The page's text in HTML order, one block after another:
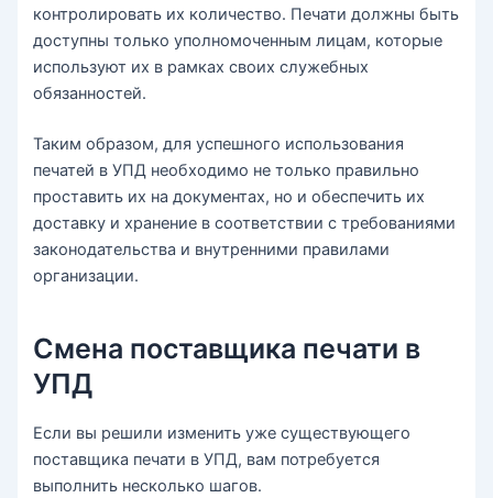
контролировать их количество. Печати должны быть
доступны только уполномоченным лицам, которые
используют их в рамках своих служебных
обязанностей.
Таким образом, для успешного использования
печатей в УПД необходимо не только правильно
проставить их на документах, но и обеспечить их
доставку и хранение в соответствии с требованиями
законодательства и внутренними правилами
организации.
Смена поставщика печати в
УПД
Если вы решили изменить уже существующего
поставщика печати в УПД, вам потребуется
выполнить несколько шагов.